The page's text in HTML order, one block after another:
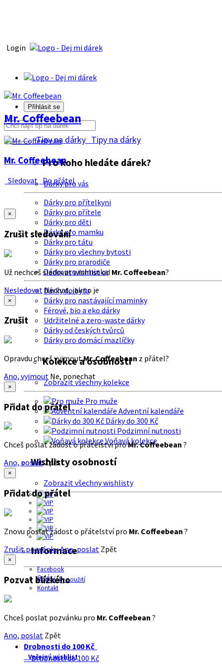
Login
Přihlásit se
Tipy na dárky Tipy na dárky
Pro koho hledáte dárek?
Dárky pro vás
Dárky pro přítelkyni
Dárky pro přítele
Dárky pro děti
Dárky pro mamku
Dárky pro tátu
Dárky pro všechny bytosti
Dárky pro prarodiče
Dárky pro miminka
Dárky do bytu
Dárky pro nastávající maminky
Férové, bio a eko dárky
Udržitelné a zero-waste dárky
Dárky od českých tvůrců
Dárky pro domácí mazlíčky
Kolekce a osobnosti
Zobrazit všechny kolekce
Pro muže
Adventní kalendáře
Dárky do 300 Kč
Podzimní nutnosti
Voňavá kolekce
Wishlisty osobností
Zobrazit všechny wishlisty
Informace
Facebook
O nás
Podmínky použití
Kontakt
Mr. Coffeebean
Mr. Coffeebean
Sledovat Do přátel
×
Zrušit sledování
Už nechceš sledovat wishlist od Mr. Coffeebean?
Nesledovat Nechat, jak to je
×
Zrušit
Opravdu chceš vyjmoutMr. Coffeebean z přátel?
Ano, vyjmout Ne, ponechat
×
Přidat do přátel
Chceš poslat žádost o přátelství proMr. Coffeebean ?
Ano, poslatZpět
×
Přidat do přátel
Znovu poslat žádost o přátelství pro Mr. Coffeebean ?
Zrušit pozvánkuAno, poslat Zpět
×
Pozvat blízkého
Chceš poslat pozvánku pro Mr. Coffeebean ?
Ano, poslat Zpět
Drobnosti do 100 Kč
Veřejný wishlist
Drobnosti do 100 Kč